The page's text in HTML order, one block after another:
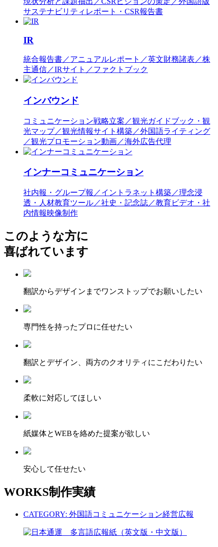
サステナビリティレポート・CSR報告書
IR
統合報告書／アニュアルレポート／英文財務諸表／株
主通信／IRサイト／ファクトブック
インバウンド
コミュニケーション戦略立案／観光ガイドブック・観
光マップ／観光情報サイト構築／外国語ライティング
／観光プロモーション動画／海外広告代理
インナーコミュニケーション
社内報・グループ報／イントラネット構築／理念浸
透・人材教育ツール／社史・記念誌／教育ビデオ・社
内情報映像制作
このような方に
喜ばれています
翻訳からデザインまでワンストップでお願いしたい
専門性を持ったプロに任せたい
翻訳とデザイン、両方のクオリティにこだわりたい
柔軟に対応してほしい
紙媒体とWEBを絡めた提案が欲しい
安心して任せたい
WORKS制作実績
CATEGORY: 外国語コミュニケーション経営広報